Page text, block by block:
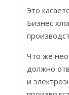
Это
Бизнес
Что же
должно
и